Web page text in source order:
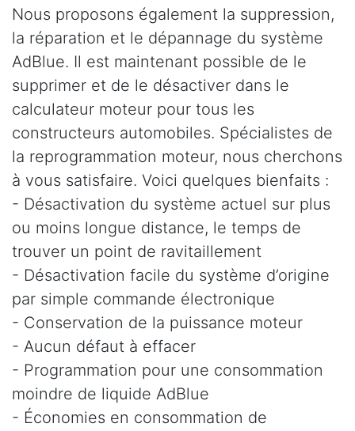
Nous proposons également la suppression,
la réparation et le dépannage du système
AdBlue. Il est maintenant possible de le
supprimer et de le désactiver dans le
calculateur moteur pour tous les
constructeurs automobiles. Spécialistes de
la reprogrammation moteur, nous cherchons
à vous satisfaire. Voici quelques bienfaits :
- Désactivation du système actuel sur plus
ou moins longue distance, le temps de
trouver un point de ravitaillement
- Désactivation facile du système d’origine
par simple commande électronique
- Conservation de la puissance moteur
- Aucun défaut à effacer
- Programmation pour une consommation
moindre de liquide AdBlue
- Économies en consommation de